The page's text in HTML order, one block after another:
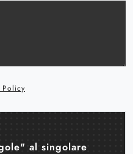
Policy
al singolare